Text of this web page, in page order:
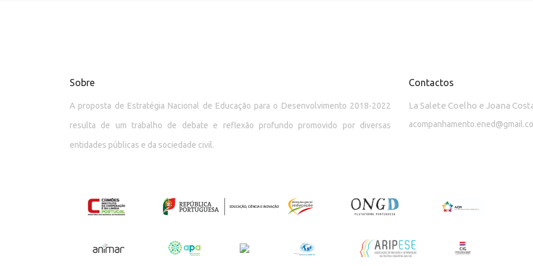
Sobre
A proposta de Estratégia Nacional de Educação para o Desenvolvimento 2018-2022
resulta de um trabalho de debate e reflexão profundo promovido por diversas
entidades públicas e da sociedade civil.
Contactos
La Salete Coelho e Joana